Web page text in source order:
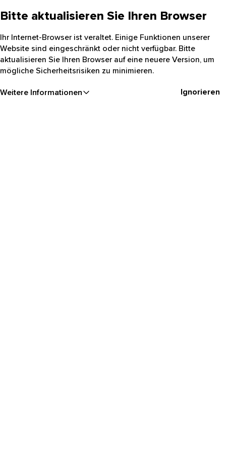
Bitte aktualisieren Sie Ihren Browser
Ihr Internet-Browser ist veraltet. Einige Funktionen unserer
Website sind eingeschränkt oder nicht verfügbar. Bitte
aktualisieren Sie Ihren Browser auf eine neuere Version, um
mögliche Sicherheitsrisiken zu minimieren.
Weitere Informationen Ignorieren